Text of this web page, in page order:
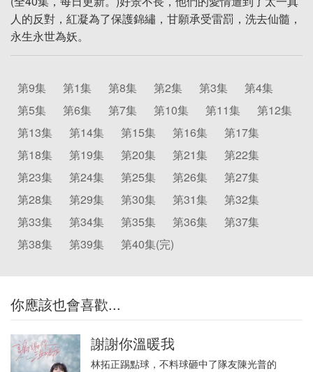
人的反對，紅凝為了保護錦繡，甘願承受雷罰，洗去仙髓，
永生永世為妖。
第9集 第1集 第8集 第2集 第3集
第4集
第5集
第6集 第7集 第10集 第11集
第12集
第13集
第14集 第15集 第16集
第17集
第18集
第19集 第20集 第21集
第22集
第23集
第24集 第25集 第26集
第27集
第28集
第29集 第30集 第31集
第32集
第33集
第34集 第35集 第36集
第37集
第38集
第39集 第40集(完)
你應該也會喜歡...
謝謝你溫暖我
林拓正踢點球，不料球砸中了隊友陳光普的